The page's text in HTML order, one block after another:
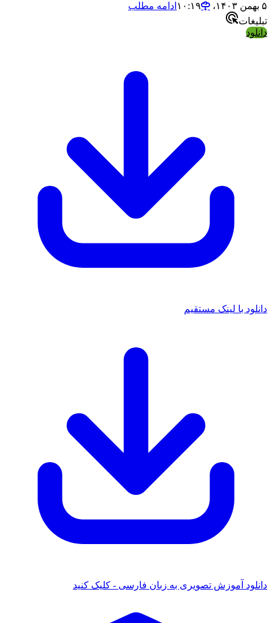
۵ بهمن ۱۴۰۳،‏ ۱۰:۱۹
ادامه مطلب
تبلیغات
دانلود
دانلود با لینک مستقیم
دانلود آموزش تصویری به زبان فارسی - کلیک کنید